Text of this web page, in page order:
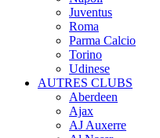
Juventus
Roma
Parma Calcio
Torino
Udinese
AUTRES CLUBS
Aberdeen
Ajax
AJ Auxerre